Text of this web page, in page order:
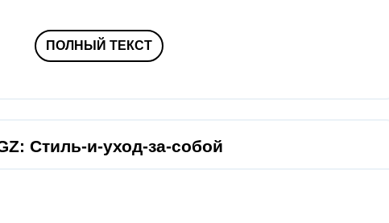
ПОЛНЫЙ ТЕКСТ
Стиль-и-уход-за-собой